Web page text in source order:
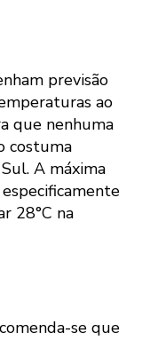
previsão
ao
que nenhuma
costuma
A máxima
28°C na
se que